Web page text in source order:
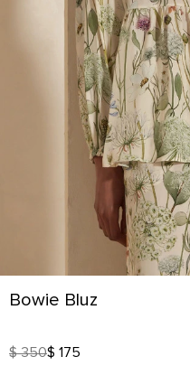
Bowie Bluz
$ 350$ 175